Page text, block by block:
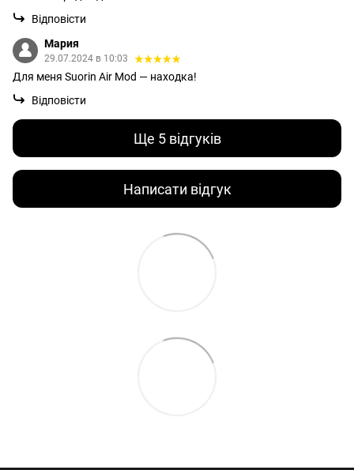
Відповісти
Мария
29.07.2024 в 10:03
Для меня Suorin Air Mod — находка!
Відповісти
Ще 5 відгуків
Написати відгук